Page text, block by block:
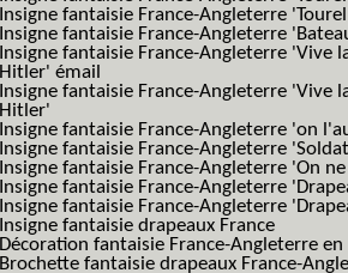
Insigne fantaisie France-Angleterre
Insigne fantaisie France-Angleterre
Insigne fantaisie France-Angleterre
Hitler' émail
Insigne fantaisie France-Angleterre
Hitler'
Insigne fantaisie France-Angleterre 'on
Insigne fantaisie France-Angleterre
Insigne fantaisie France-Angleterre 'On
Insigne fantaisie France-Angleterre
Insigne fantaisie France-Angleterre
Insigne fantaisie drapeaux France
Décoration fantaisie France-Angleterre en
Brochette fantaisie drapeaux France-